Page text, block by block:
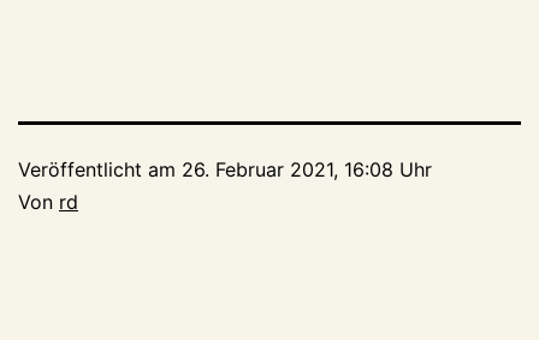
Veröffentlicht am 26. Februar 2021, 16:08 Uhr
Von rd